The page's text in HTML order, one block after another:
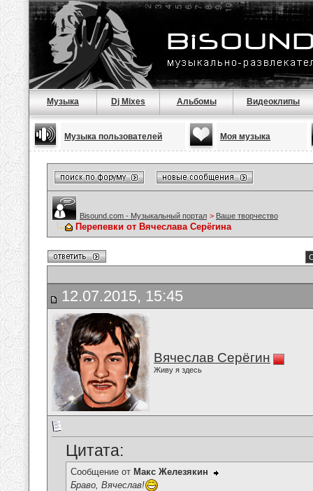
Музыка Dj Mixes Альбомы Видеоклипы
Музыка пользователей Моя музыка
Bisound.com - Музыкальный портал > Ваше творчество
Перепевки от Вячеслава Серёгина
12.07.2015, 15:45
Вячеслав Серёгин
Живу я здесь
Цитата:
Сообщение от Макс Железякин
Браво, Вячеслав!